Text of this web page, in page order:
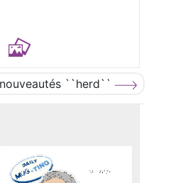
``herd``